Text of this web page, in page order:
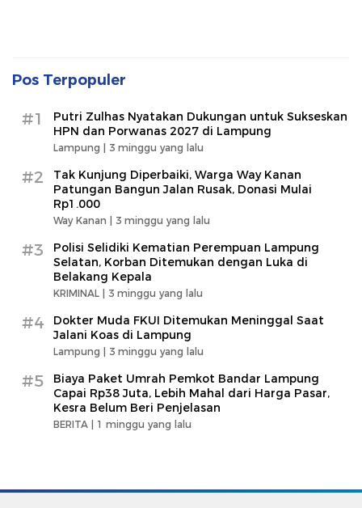
Pos Terpopuler
#1
Putri Zulhas Nyatakan Dukungan untuk Sukseskan
HPN dan Porwanas 2027 di Lampung
Lampung | 3 minggu yang lalu
#2
Tak Kunjung Diperbaiki, Warga Way Kanan
Patungan Bangun Jalan Rusak, Donasi Mulai
Rp1.000
Way Kanan | 3 minggu yang lalu
#3
Polisi Selidiki Kematian Perempuan Lampung
Selatan, Korban Ditemukan dengan Luka di
Belakang Kepala
KRIMINAL | 3 minggu yang lalu
#4
Dokter Muda FKUI Ditemukan Meninggal Saat
Jalani Koas di Lampung
Lampung | 3 minggu yang lalu
#5
Biaya Paket Umrah Pemkot Bandar Lampung
Capai Rp38 Juta, Lebih Mahal dari Harga Pasar,
Kesra Belum Beri Penjelasan
BERITA | 1 minggu yang lalu